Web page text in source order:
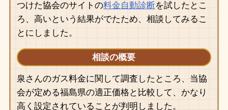
つけた協会のサイトの料金自動診断を試したとこ
ろ、高いという結果がでたため、相談してみるこ
とにしました。
相談の概要
泉さんのガス料金に関して調査したところ、当協
会が定める福島県の適正価格と比較して、かなり
高く設定されていることが判明しました。